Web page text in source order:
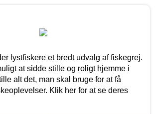
lystfiskere et bredt udvalg af fiskegrej.
at sidde stille og roligt hjemme i
alt det, man skal bruge for at få
Klik her for at se deres